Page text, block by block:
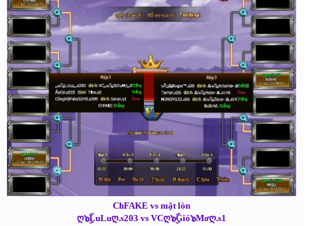
ChFAKE vs mặt lòn
ღ๖ۣۜLuLuღ.s203 vs VCღ๖ۣۜGió๖Mơღ.s1